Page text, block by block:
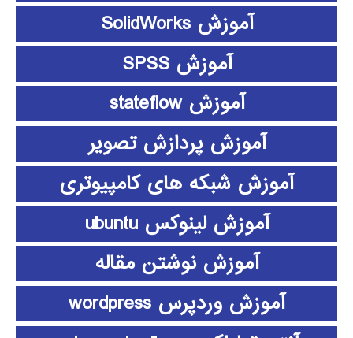
آموزش SolidWorks
آموزش SPSS
آموزش stateflow
آموزش پردازش تصویر
آموزش شبکه های کامپیوتری
آموزش لینوکس ubuntu
آموزش نوشتن مقاله
آموزش وردپرس wordpress